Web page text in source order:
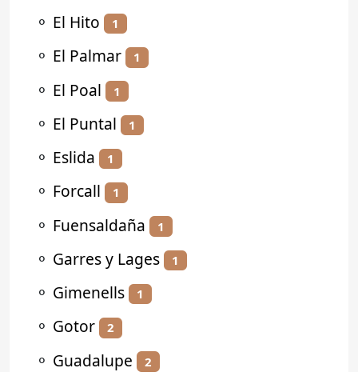
⚬ El Hito 1
⚬ El Palmar 1
⚬ El Poal 1
⚬ El Puntal 1
⚬ Eslida 1
⚬ Forcall 1
⚬ Fuensaldaña 1
⚬ Garres y Lages 1
⚬ Gimenells 1
⚬ Gotor 2
⚬ Guadalupe 2